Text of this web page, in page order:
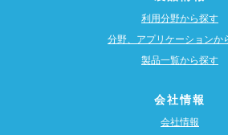
利用分野から探す
分野、アプリケーションか
製品一覧から探す
会社情報
会社情報